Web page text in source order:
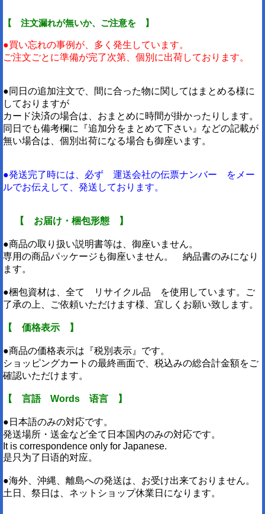
【 注文漏れが無いか、ご注意を 】
●買い忘れの事例が、多く発生しています。
ご注文ごとに準備が完了次第、個別に出荷しております。
●同日の追加注文で、間に合った物に関してはまとめる様に
しておりますが
カード決済の場合は、おまとめに時間が掛かったりします。
同日でも備考欄に『追加分をまとめて下さい』などの記載が
無い場合は、個別出荷になる場合も御座います。
●発送完了時には、必ず 運送会社の伝票ナンバー をメー
ルでお伝えして、発送しております。
【 お届け・梱包形態 】
●商品の取り扱い説明書等は、御座いません。
専用の商品パッケージも御座いません。 納品書のみになり
ます。
●梱包資材は、全て リサイクル品 を使用しています。ご
了承の上、ご依頼いただけます様、宜しくお願い致します。
【 価格表示 】
●商品の価格表示は『税別表示』です。
ショッピングカートの最終画面で、税込みの総合計金額をご
確認いただけます。
【 言語 Words 语言 】
●日本語のみの対応です。
発送場所・送金など全て日本国内のみの対応です。
It is correspondence only for Japanese.
是只为了日语的对应。
●海外、沖縄、離島への発送は、お受け出来ておりません。
土日、祭日は、ネットショップ休業日になります。